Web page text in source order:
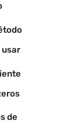
usar
de